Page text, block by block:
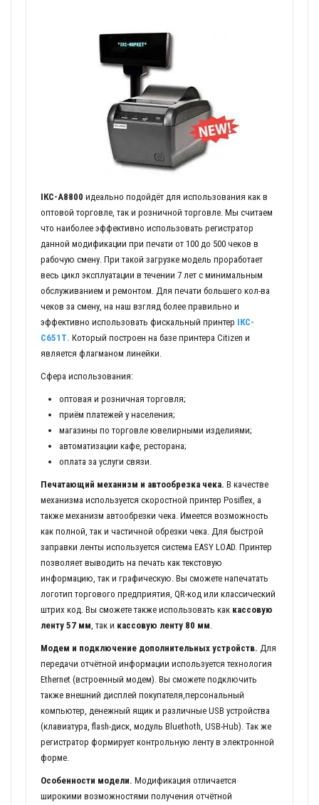
ІКС-А8800 идеально подойдёт для использования как в
оптовой торговле, так и розничной торговле. Мы считаем
что наиболее эффективно использовать регистратор
данной модификации при печати от 100 до 500 чеков в
рабочую смену. При такой загрузке модель проработает
весь цикл эксплуатации в течении 7 лет с минимальным
обслуживанием и ремонтом. Для печати большего кол-ва
чеков за смену, на наш взгляд более правильно и
эффективно использовать фискальный принтер ІКС-
С651Т. Который построен на базе принтера Citizen и
является флагманом линейки.
Сфера использования:
оптовая и розничная торговля;
приём платежей у населения;
магазины по торговле ювелирными изделиями;
автоматизации кафе, ресторана;
оплата за услуги связи.
Печатающий механизм и автообрезка чека. В качестве
механизма используется скоростной принтер Posiflex, а
также механизм автообрезки чека. Имеется возможность
как полной, так и частичной обрезки чека. Для быстрой
заправки ленты используется система EASY LOAD. Принтер
позволяет выводить на печать как текстовую
информацию, так и графическую. Вы сможете напечатать
логотип торгового предприятия, QR-код или классический
штрих код. Вы сможете также использовать как кассовую
ленту 57 мм, так и кассовую ленту 80 мм.
Модем и подключение дополнительных устройств. Для
передачи отчётной информации используется технология
Ethernet (встроенный модем). Вы сможете подключить
также внешний дисплей покупателя,персональный
компьютер, денежный ящик и различные USB устройства
(клавиатура, flash-диск, модуль Bluethoth, USB-Hub). Так же
регистратор формирует контрольную ленту в электронной
форме.
Особенности модели. Модификация отличается
широкими возможностями получения отчётной